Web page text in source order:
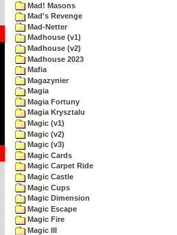
Mad! Masons
Mad's Revenge
Mad-Netter
Madhouse (v1)
Madhouse (v2)
Madhouse 2023
Mafia
Magazynier
Magia
Magia Fortuny
Magia Krysztalu
Magic (v1)
Magic (v2)
Magic (v3)
Magic Cards
Magic Carpet Ride
Magic Castle
Magic Cups
Magic Dimension
Magic Escape
Magic Fire
Magic III